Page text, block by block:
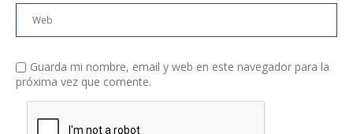
Guarda mi nombre, email y web en este navegador para la
próxima vez que comente.